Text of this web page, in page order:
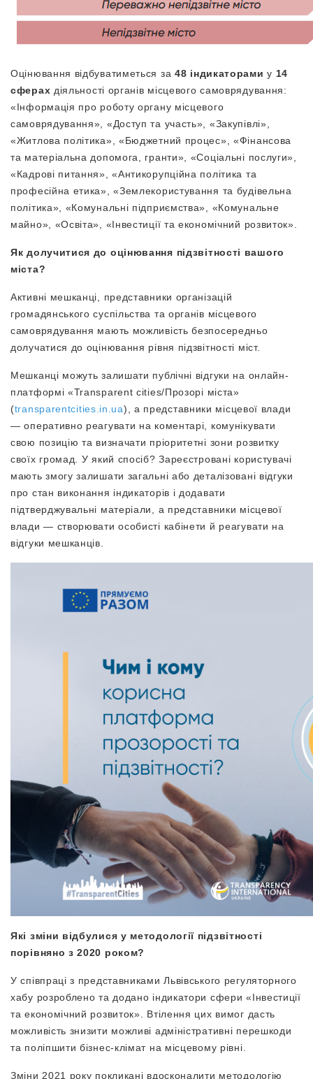
Оцінювання відбуватиметься за 48 індикаторами у 14
сферах діяльності органів місцевого самоврядування:
«Інформація про роботу органу місцевого
самоврядування», «Доступ та участь», «Закупівлі»,
«Житлова політика», «Бюджетний процес», «Фінансова
та матеріальна допомога, гранти», «Соціальні послуги»,
«Кадрові питання», «Антикорупційна політика та
професійна етика», «Землекористування та будівельна
політика», «Комунальні підприємства», «Комунальне
майно», «Освіта», «Інвестиції та економічний розвиток».
Як долучитися до оцінювання підзвітності вашого
міста?
Активні мешканці, представники організацій
громадянського суспільства та органів місцевого
самоврядування мають можливість безпосередньо
долучатися до оцінювання рівня підзвітності міст.
Мешканці можуть залишати публічні відгуки на онлайн-
платформі «Transparent cities/Прозорі міста»
(transparentcities.in.ua), а представники місцевої влади
— оперативно реагувати на коментарі, комунікувати
свою позицію та визначати пріоритетні зони розвитку
своїх громад. У який спосіб? Зареєстровані користувачі
мають змогу залишати загальні або деталізовані відгуки
про стан виконання індикаторів і додавати
підтверджувальні матеріали, а представники місцевої
влади — створювати особисті кабінети й реагувати на
відгуки мешканців.
Які зміни відбулися у методології підзвітності
порівняно з 2020 роком?
У співпраці з представниками Львівського регуляторного
хабу розроблено та додано індикатори сфери «Інвестиції
та економічний розвиток». Втілення цих вимог дасть
можливість знизити можливі адміністративні перешкоди
та поліпшити бізнес-клімат на місцевому рівні.
Зміни 2021 року покликані вдосконалити методологію